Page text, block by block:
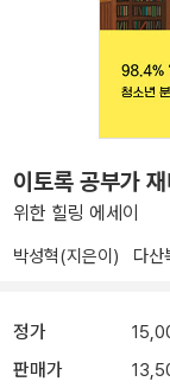
이토록 공부가
위한 힐링 에세이
박성혁(지은이) 다산
정가
판매가